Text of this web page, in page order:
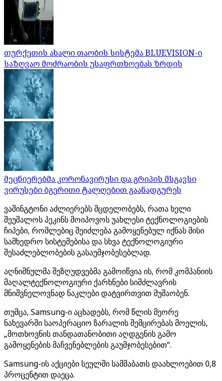
თურქეთის ახალი თაობის სისტემა BLUEVISION-ი
საზღვაო მოძრაობის უსაფრთხოებას ზრდის
მეცნიერებმა კორონავირუსი და გრიპის მსგავსი
ვირუსები ბგერითი ტალღებით გაანადგურეს
ვაშინგტონი აძლიერებს მცდელობებს, რათა ხელი
შეუშალოს პეკინს მოიპოვოს უახლესი ტექნოლოგიების
ჩიპები, რომლებიც შეიძლება გამოყენებულ იქნას მისი
სამხედრო სისტემებისა და სხვა ტექნოლოგიური
შესაძლებლობების გასაუმჯობესებლად.
აღნიშნულმა შეზღუდვებმა გამოიწვია ის, რომ კომპანიის
მაღალტექნოლოგიური ქარხნები სიმძლავრის
მნიშვნელოვნად ნაკლები დატვირთვით მუშაობენ.
თუმცა, Samsung-ი აცხადებს, რომ წლის მეორე
ნახევარში საოპერაციო ზარალის შემცირებას მოელის,
„მოთხოვნის თანდათანობითი აღდგენის გამო
გამოყენების მაჩვენებლების გაუმჯობესებით“.
Samsung-ის აქციები სეულში სამშაბათს დაახლოებით 0,8
პროცენტით დაეცა.